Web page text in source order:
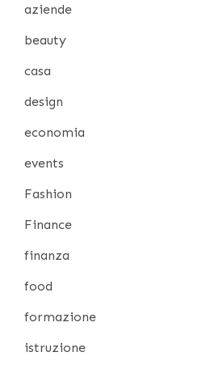
aziende
beauty
casa
design
economia
events
Fashion
Finance
finanza
food
formazione
istruzione